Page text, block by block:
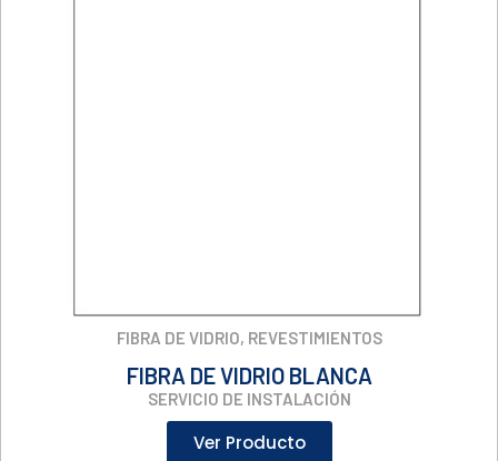
FIBRA DE VIDRIO, REVESTIMIENTOS
FIBRA DE VIDRIO BLANCA
SERVICIO DE INSTALACIÓN
Ver Producto